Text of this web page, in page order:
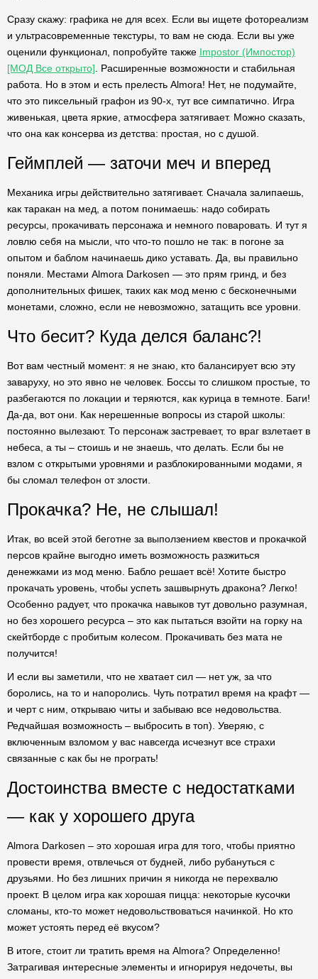
Сразу скажу: графика не для всех. Если вы ищете фотореализм
и ультрасовременные текстуры, то вам не сюда. Если вы уже
оценили функционал, попробуйте также Impostor (Импостор)
[МОД Все открыто] . Расширенные возможности и стабильная
работа. Но в этом и есть прелесть Almora! Нет, не подумайте,
что это пиксельный графон из 90-х, тут все симпатично. Игра
живенькая, цвета яркие, атмосфера затягивает. Можно сказать,
что она как консерва из детства: простая, но с душой.
Геймплей — заточи меч и вперед
Механика игры действительно затягивает. Сначала залипаешь,
как таракан на мед, а потом понимаешь: надо собирать
ресурсы, прокачивать персонажа и немного поваровать. И тут я
ловлю себя на мысли, что что-то пошло не так: в погоне за
опытом и баблом начинаешь дико уставать. Да, вы правильно
поняли. Местами Almora Darkosen — это прям гринд, и без
дополнительных фишек, таких как мод меню с бесконечными
монетами, сложно, если не невозможно, затащить все уровни.
Что бесит? Куда делся баланс?!
Вот вам честный момент: я не знаю, кто балансирует всю эту
заваруху, но это явно не человек. Боссы то слишком простые, то
разбегаются по локации и теряются, как курица в темноте. Баги!
Да-да, вот они. Как нерешенные вопросы из старой школы:
постоянно вылезают. То персонаж застревает, то враг взлетает в
небеса, а ты – стоишь и не знаешь, что делать. Если бы не
взлом с открытыми уровнями и разблокированными модами, я
бы сломал телефон от злости.
Прокачка? Не, не слышал!
Итак, во всей этой беготне за выползением квестов и прокачкой
персов крайне выгодно иметь возможность разжиться
денежками из мод меню. Бабло решает всё! Хотите быстро
прокачать уровень, чтобы успеть зашвырнуть дракона? Легко!
Особенно радует, что прокачка навыков тут довольно разумная,
но без хорошего ресурса – это как пытаться взойти на горку на
скейтборде с пробитым колесом. Прокачивать без мата не
получится!
И если вы заметили, что не хватает сил — нет уж, за что
боролись, на то и напоролись. Чуть потратил время на крафт —
и черт с ним, открываю читы и забываю все недовольства.
Редчайшая возможность – выбросить в топ). Уверяю, с
включенным взломом у вас навсегда исчезнут все страхи
связанные с как бы не програть!
Достоинства вместе с недостатками
— как у хорошего друга
Almora Darkosen – это хорошая игра для того, чтобы приятно
провести время, отвлечься от будней, либо рубануться с
друзьями. Но без лишних причин я никогда не перехвалю
проект. В целом игра как хорошая пицца: некоторые кусочки
сломаны, кто-то может недовольствоваться начинкой. Но кто
может устоять перед её вкусом?
В итоге, стоит ли тратить время на Almora? Определенно!
Затрагивая интересные элементы и игнорируя недочеты, вы